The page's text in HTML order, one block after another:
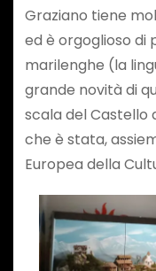
Graziano tiene
ed è orgoglioso di
marilenghe (la
grande novità di
scala del Castello
che è stata,
Europea della